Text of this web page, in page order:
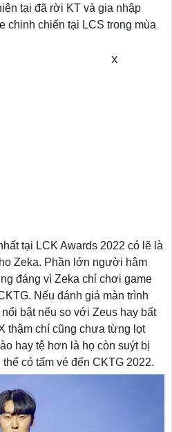
tại đã rời KT và gia nhập
chinh chiến tại LCS trong mùa
X
tại LCK Awards 2022 có lẽ là
Zeka. Phần lớn người hâm
đáng vì Zeka chỉ chơi game
Nếu đánh giá màn trình
bật nếu so với Zeus hay bất
thậm chí cũng chưa từng lọt
hay tệ hơn là họ còn suýt bị
có tấm vé đến CKTG 2022.